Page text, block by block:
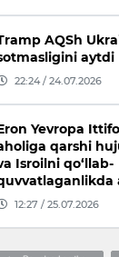
AQSh
aytdi
22:24 / 24.07.2026
Yevropa
qarshi
Isroilni qo‘llab-
12:27 / 25.07.2026